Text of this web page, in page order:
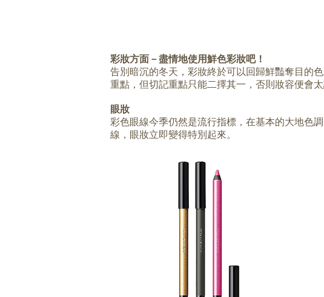
彩妝方面－盡情地使用鮮色彩妝吧！
告別暗沉的冬天，彩妝終於可以回歸鮮豔奪目的
重點，但切記重點只能二擇其一，否則妝容便會太
眼妝
彩色眼線今季仍然是流行指標，在基本的大地色
線，眼妝立即變得特別起來。